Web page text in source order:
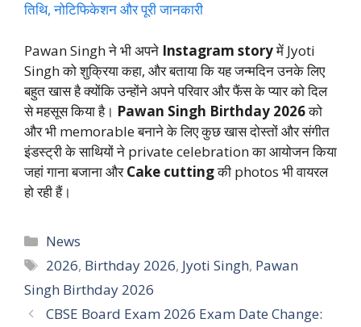
तिथि, नोटिफिकेशन और पूरी जानकारी
Pawan Singh ने भी अपने Instagram storyमें Jyoti
Singh को शुक्रिया कहा, और बताया कि यह जन्मदिन उनके लिए
बहुत खास है क्योंकि उन्होंने अपने परिवार और फैंस के प्यार को दिल
से महसूस किया है। Pawan Singh Birthday 2026को
और भी memorable बनाने के लिए कुछ खास दोस्तों और संगीत
इंडस्ट्री के साथियों ने private celebration का आयोजन किया
जहां गाना बजाना औरCake cuttingकी photos भी वायरल
हो रही हैं।
Categories
News
Tags
2026, Birthday 2026, Jyoti Singh, Pawan
Singh Birthday 2026
CBSE Board Exam 2026 Exam Date Change: